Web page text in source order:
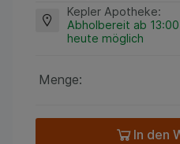
Kepler Apotheke:
Abholbereit ab
heute möglich
Menge:
In den